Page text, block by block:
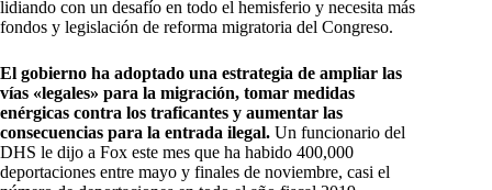
lidiando con un desafío en todo el hemisferio y necesita más
fondos y legislación de reforma migratoria del Congreso.
El gobierno ha adoptado una estrategia de ampliar las
vías «legales» para la migración, tomar medidas
enérgicas contra los traficantes y aumentar las
consecuencias para la entrada ilegal. Un funcionario del
DHS le dijo a Fox este mes que ha habido 400,000
deportaciones entre mayo y finales de noviembre, casi el